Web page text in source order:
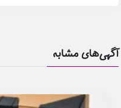
آگهی‌های مشابه